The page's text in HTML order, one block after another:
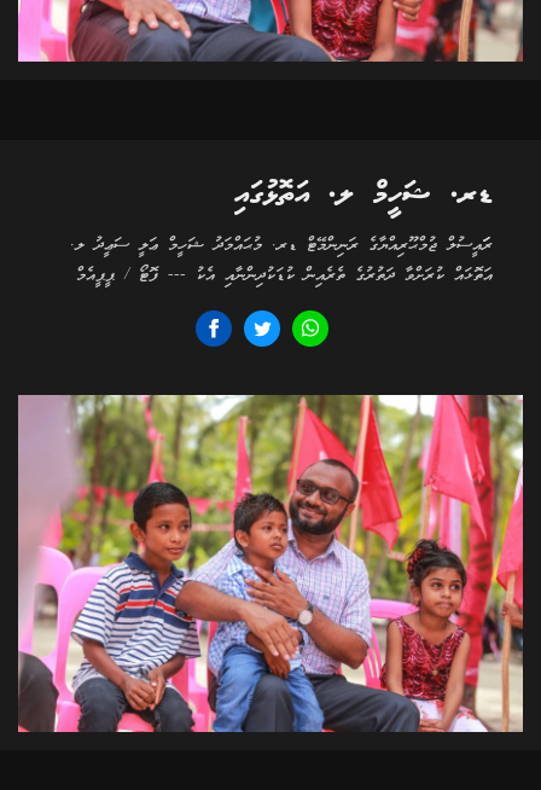
ޑރ. ޝަހީމް ލ. އަތޮޅުގައި
ރަަައީސުލް ޖުމްޙޫރިއްޔާގެ ރަނިންމޭޓް ޑރ. މުޙައްމަދު ޝަހީމް ޢަލީ ސަޢީދު ލ.
އަތޮޅައް ކުރަށްވާ ދަތުރުގެ ތެރެއިން ކުޑަކުދިންނާއި އެކު --- ފޮޓޯ / ޕީޕީއެމް